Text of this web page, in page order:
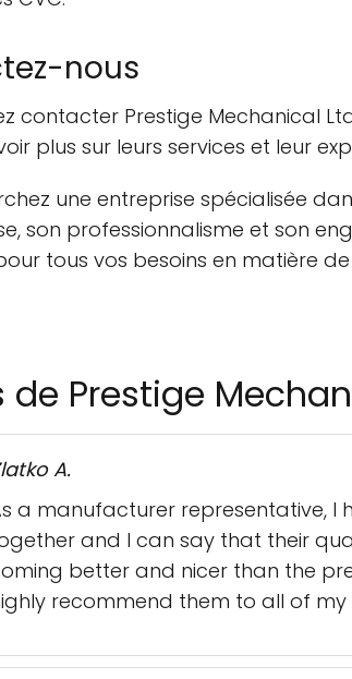
nous
contacter Prestige Mechanical
plus sur leurs services et leur
une entreprise spécialisée
son professionnalisme et son
tous vos besoins en matière de
de Prestige
A.
a manufacturer representative, I
and I can say that their
better and nicer than the
recommend them to all of my